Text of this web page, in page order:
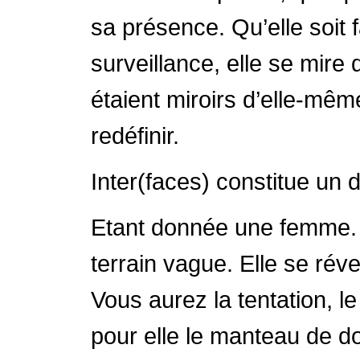
sa présence. Qu’elle
surveillance, elle se mire
étaient miroirs d’elle-
redéfinir.
Inter(faces) constitue un
Etant donnée une
terrain vague. Elle se
Vous aurez la tentation,
pour elle le manteau de